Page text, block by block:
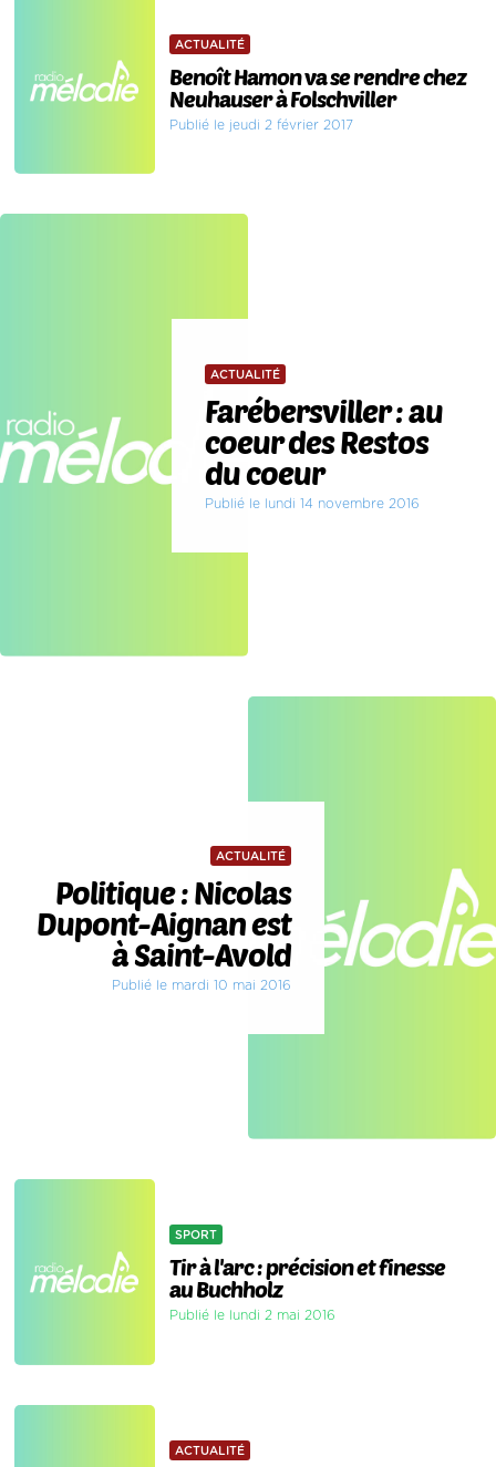
ACTUALITÉ
Benoît Hamon va se rendre chez
Neuhauser à Folschviller
Publié le jeudi 2 février 2017
ACTUALITÉ
Farébersviller : au
coeur des Restos
du coeur
Publié le lundi 14 novembre 2016
ACTUALITÉ
Politique : Nicolas
Dupont-Aignan est
à Saint-Avold
Publié le mardi 10 mai 2016
SPORT
Tir à l'arc : précision et finesse
au Buchholz
Publié le lundi 2 mai 2016
ACTUALITÉ